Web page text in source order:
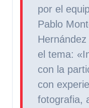
por el
Pablo
el tema:
con la
con
fotografia,